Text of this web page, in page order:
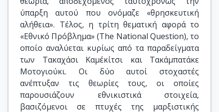
ύπαρξη αυτού που ονόμαζε «θρησκευτική
αλήθεια». Τέλος, η τρίτη θεματική αφορά το
«Εθνικό Πρόβλημα» (The National Question), το
οποίο αναλύεται κυρίως από τα παραδείγματα
των Τακαχάσι Καμέκίτσι και Τακάμπατάκε
Μοτογιούκι. Οι δύο αυτοί στοχαστές
ανέπτυξαν τις θεωρίες τους, οι οποίες
παρουσιάζουν εθνικιστικά στοιχεία,
βασιζόμενοι σε πτυχές της μαρξιστικής